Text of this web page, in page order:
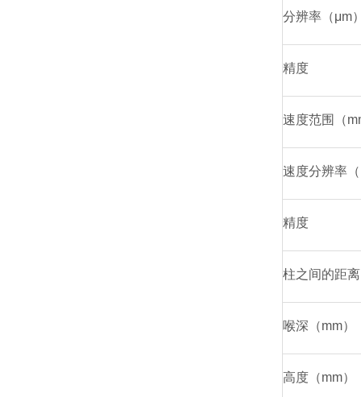
分辨率（μm
精度
速度范围（
速度分辨率
精度
柱之间的距
喉深（mm）
高度（mm）